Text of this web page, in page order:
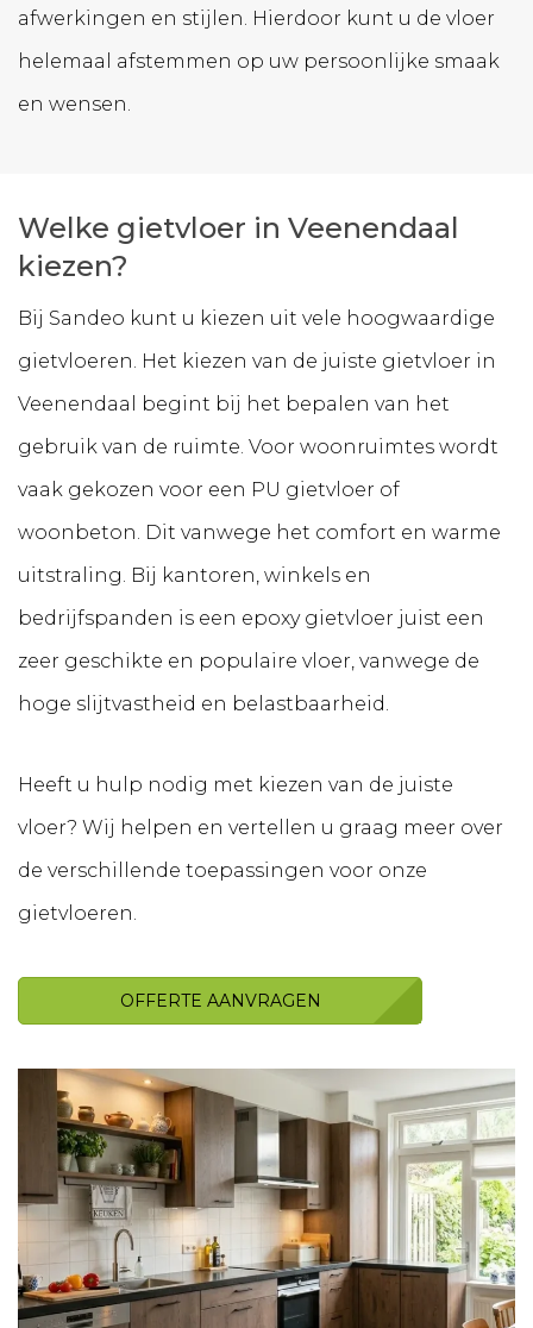
afwerkingen en stijlen. Hierdoor kunt u de vloer
helemaal afstemmen op uw persoonlijke smaak
en wensen.
Welke gietvloer in Veenendaal
kiezen?
Bij Sandeo kunt u kiezen uit vele hoogwaardige
gietvloeren. Het kiezen van de juiste gietvloer in
Veenendaal begint bij het bepalen van het
gebruik van de ruimte. Voor woonruimtes wordt
vaak gekozen voor een PU gietvloer of
woonbeton. Dit vanwege het comfort en warme
uitstraling. Bij kantoren, winkels en
bedrijfspanden is een epoxy gietvloer juist een
zeer geschikte en populaire vloer, vanwege de
hoge slijtvastheid en belastbaarheid.
Heeft u hulp nodig met kiezen van de juiste
vloer? Wij helpen en vertellen u graag meer over
de verschillende toepassingen voor onze
gietvloeren.
OFFERTE AANVRAGEN